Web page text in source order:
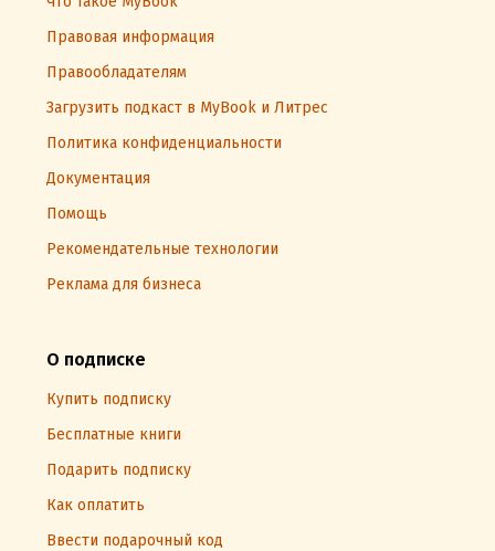
Правовая информация
Правообладателям
Загрузить подкаст в MyBook и Литрес
Политика конфиденциальности
Документация
Помощь
Рекомендательные технологии
Реклама для бизнеса
О подписке
Купить подписку
Бесплатные книги
Подарить подписку
Как оплатить
Ввести подарочный код